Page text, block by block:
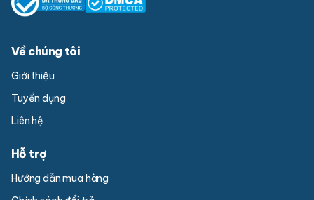
Về chúng tôi
Giới thiệu
Tuyển dụng
Liên hệ
Hỗ trợ
Hướng dẫn mua hàng